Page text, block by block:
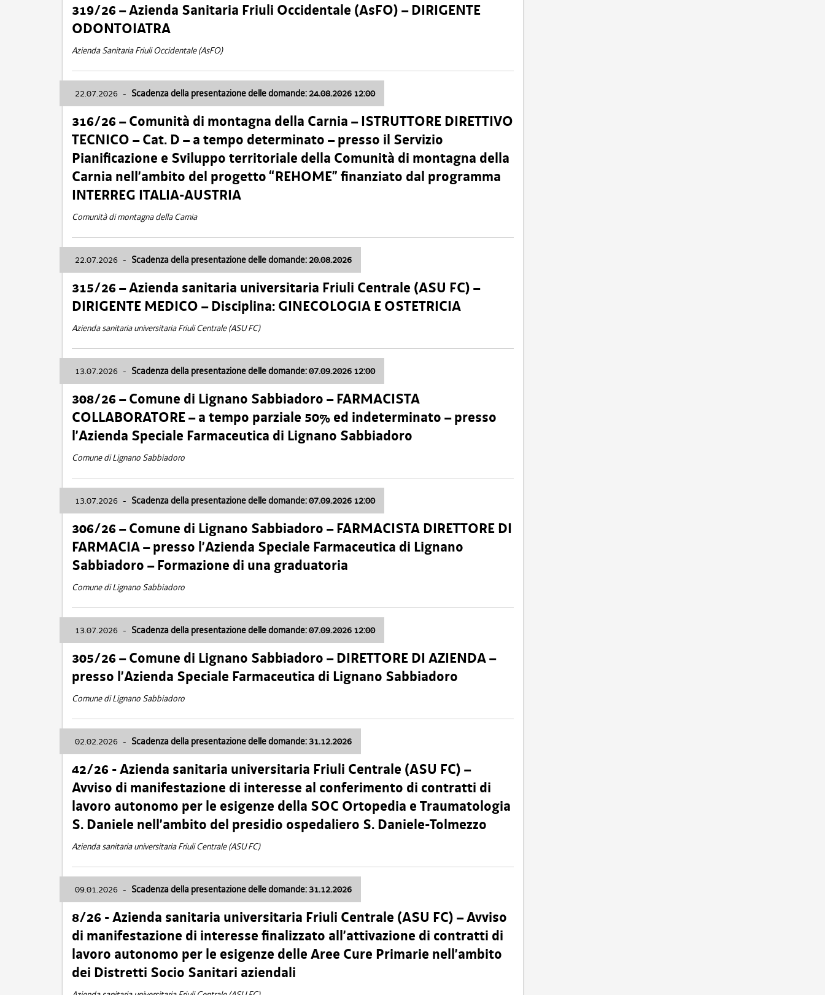
319/26 – Azienda Sanitaria Friuli Occidentale (AsFO) – DIRIGENTE
ODONTOIATRA
Azienda Sanitaria Friuli Occidentale (AsFO)
22.07.2026 - Scadenza della presentazione delle domande: 24.08.2026 12:00
316/26 – Comunità di montagna della Carnia – ISTRUTTORE DIRETTIVO
TECNICO – Cat. D – a tempo determinato – presso il Servizio
Pianificazione e Sviluppo territoriale della Comunità di montagna della
Carnia nell’ambito del progetto “REHOME” finanziato dal programma
INTERREG ITALIA-AUSTRIA
Comunità di montagna della Carnia
22.07.2026 - Scadenza della presentazione delle domande: 20.08.2026
315/26 – Azienda sanitaria universitaria Friuli Centrale (ASU FC) –
DIRIGENTE MEDICO – Disciplina: GINECOLOGIA E OSTETRICIA
Azienda sanitaria universitaria Friuli Centrale (ASU FC)
13.07.2026 - Scadenza della presentazione delle domande: 07.09.2026 12:00
308/26 – Comune di Lignano Sabbiadoro – FARMACISTA
COLLABORATORE – a tempo parziale 50% ed indeterminato – presso
l’Azienda Speciale Farmaceutica di Lignano Sabbiadoro
Comune di Lignano Sabbiadoro
13.07.2026 - Scadenza della presentazione delle domande: 07.09.2026 12:00
306/26 – Comune di Lignano Sabbiadoro – FARMACISTA DIRETTORE DI
FARMACIA – presso l’Azienda Speciale Farmaceutica di Lignano
Sabbiadoro – Formazione di una graduatoria
Comune di Lignano Sabbiadoro
13.07.2026 - Scadenza della presentazione delle domande: 07.09.2026 12:00
305/26 – Comune di Lignano Sabbiadoro – DIRETTORE DI AZIENDA –
presso l’Azienda Speciale Farmaceutica di Lignano Sabbiadoro
Comune di Lignano Sabbiadoro
02.02.2026 - Scadenza della presentazione delle domande: 31.12.2026
42/26 - Azienda sanitaria universitaria Friuli Centrale (ASU FC) –
Avviso di manifestazione di interesse al conferimento di contratti di
lavoro autonomo per le esigenze della SOC Ortopedia e Traumatologia
S. Daniele nell’ambito del presidio ospedaliero S. Daniele-Tolmezzo
Azienda sanitaria universitaria Friuli Centrale (ASU FC)
09.01.2026 - Scadenza della presentazione delle domande: 31.12.2026
8/26 - Azienda sanitaria universitaria Friuli Centrale (ASU FC) – Avviso
di manifestazione di interesse finalizzato all’attivazione di contratti di
lavoro autonomo per le esigenze delle Aree Cure Primarie nell’ambito
dei Distretti Socio Sanitari aziendali